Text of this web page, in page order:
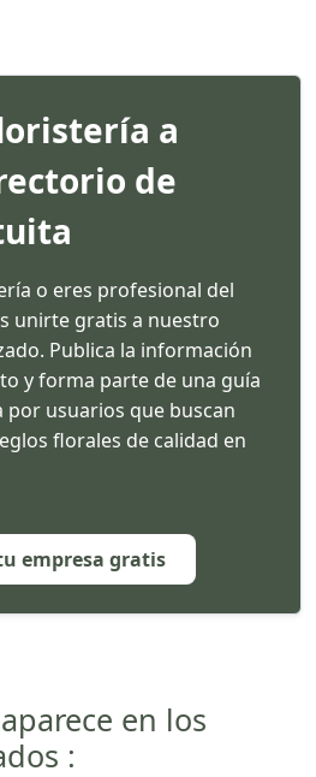
a
de
o eres profesional del
unirte gratis a nuestro
Publica la información
y forma parte de una guía
por usuarios que buscan
florales de calidad en
empresa gratis
en los
: